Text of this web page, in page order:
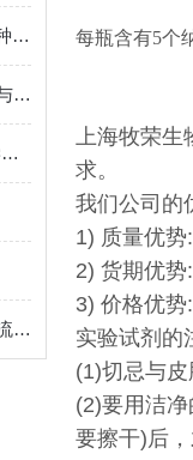
瑞典Medicago绝对凝集素是一种创新的免疫疗法
CWE小动物呼吸机的日常维护与保养指南
加拿大Acanthus Research化学试剂的作用与应用
了解CWE小动物呼吸机的操作流程与维护
每瓶含有5个
上海牧荣生
求。
我们公司的
1) 质量优
2) 货期优
3) 价格优
实验试剂的
(1)切忌与
(2)要用洁
要擦干)后